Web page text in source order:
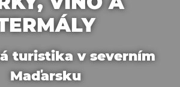
turistika v severním
Maďarsku